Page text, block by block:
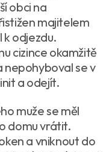
obci na
majitelem
k odjezdu.
cizince okamžitě
nepohyboval se v
a odejít.
muže se měl
domu vrátit.
a vniknout do